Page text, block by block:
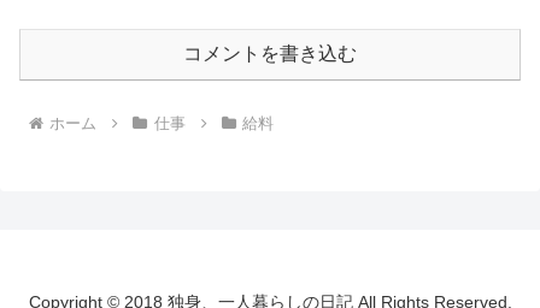
コメントを書き込む
ホーム 仕事 給料
Copyright © 2018 独身、一人暮らしの日記 All Rights Reserved.